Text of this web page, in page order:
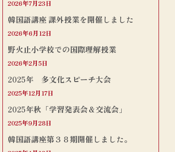
2026年7月23日
韓国語講座 課外授業を開催しました
2026年6月12日
野火止小学校での国際理解授業
2026年2月5日
2025年 多文化スピーチ大会
2025年12月17日
2025年秋「学習発表会＆交流会」
2025年9月28日
韓国語講座第３８期開催しました。